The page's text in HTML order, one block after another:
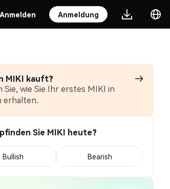
Anmelden Anmeldung
MIKI kauft?
Sie, wie Sie Ihr erstes MIKI in
erhalten.
Sie MIKI heute?
Bullish Bearish